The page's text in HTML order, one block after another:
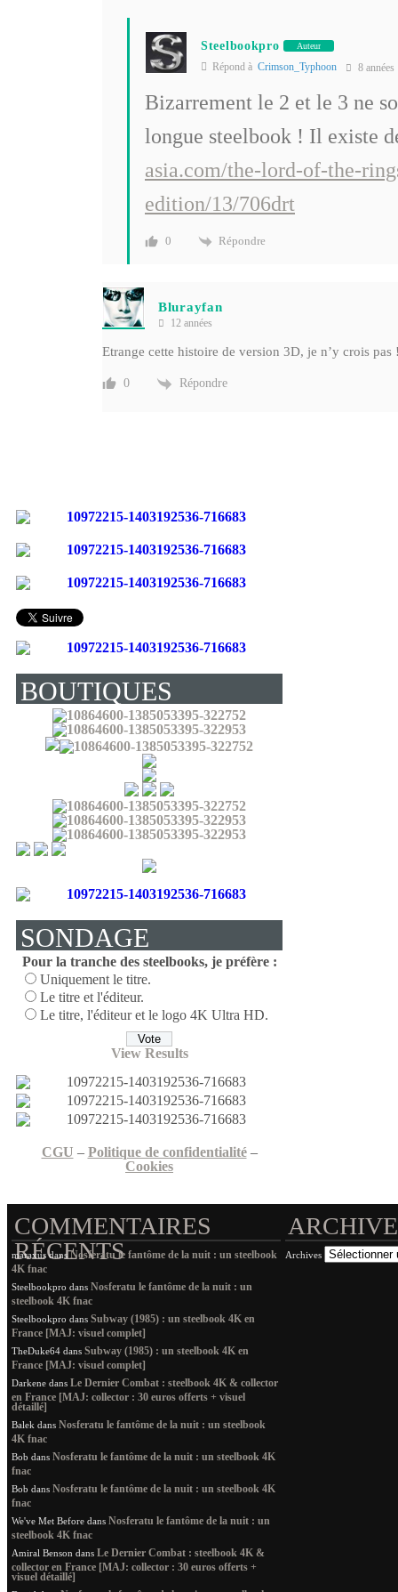
Steelbookpro Auteur
Répond à Crimson_Typhoon 8 années
Bizarrement le 2 et le 3 ne
longue steelbook ! Il existe
asia.com/the-lord-of-the-
edition/13/706drt
0 Répondre
Blurayfan
12 années
Etrange cette histoire de version 3D, je n’y crois pas
0 Répondre
BOUTIQUES
(LIVRENT EN
FRANCE) :
SONDAGE
Pour la tranche des steelbooks, je préfère :
Uniquement le titre.
Le titre et l'éditeur.
Le titre, l'éditeur et le logo 4K Ultra HD.
View Results
CGU – Politique de confidentialité–
Cookies
COMMENTAIRES
RÉCENTS
maraxusdansNosferatu le fantôme de la nuit : un steelbook
4K fnac
Steelbookpro dans Nosferatu le fantôme de la nuit : un
steelbook 4K fnac
Steelbookpro dans Subway (1985) : un steelbook 4K en
France [MAJ: visuel complet]
TheDuke64 dans Subway (1985) : un steelbook 4K en
France [MAJ: visuel complet]
Darkene dans Le Dernier Combat : steelbook 4K & collector
en France [MAJ: collector : 30 euros offerts + visuel
détaillé]
Balek dans Nosferatu le fantôme de la nuit : un steelbook
4K fnac
Bob dans Nosferatu le fantôme de la nuit : un steelbook 4K
fnac
Bob dans Nosferatu le fantôme de la nuit : un steelbook 4K
fnac
We've Met Before dans Nosferatu le fantôme de la nuit : un
steelbook 4K fnac
Amiral Benson dans Le Dernier Combat : steelbook 4K &
collector en France [MAJ: collector : 30 euros offerts +
visuel détaillé]
Archives